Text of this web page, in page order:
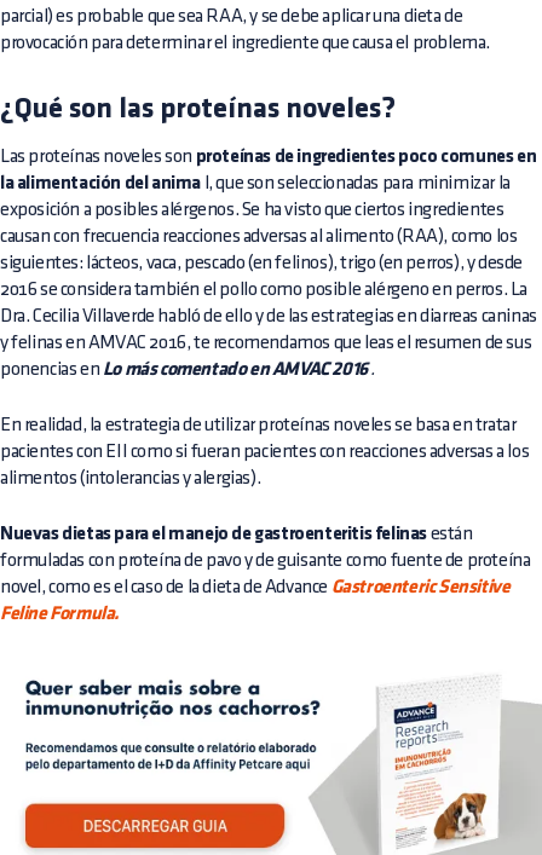
parcial) es probable que sea RAA, y se debe aplicar una dieta de
provocación para determinar el ingrediente que causa el problema.
¿Qué son las proteínas noveles?
Las proteínas noveles son proteínas de ingredientes poco comunes en
la alimentación del anima l, que son seleccionadas para minimizar la
exposición a posibles alérgenos. Se ha visto que ciertos ingredientes
causan con frecuencia reacciones adversas al alimento (RAA), como los
siguientes: lácteos, vaca, pescado (en felinos), trigo (en perros), y desde
2016 se considera también el pollo como posible alérgeno en perros. La
Dra. Cecilia Villaverde habló de ello y de las estrategias en diarreas caninas
y felinas en AMVAC 2016, te recomendamos que leas el resumen de sus
ponencias en Lo más comentado en AMVAC 2016.
En realidad, la estrategia de utilizar proteínas noveles se basa en tratar
pacientes con EII como si fueran pacientes con reacciones adversas a los
alimentos (intolerancias y alergias).
Nuevas dietas para el manejo de gastroenteritis felinas están
formuladas con proteína de pavo y de guisante como fuente de proteína
novel, como es el caso de la dieta de Advance Gastroenteric Sensitive
Feline Formula.